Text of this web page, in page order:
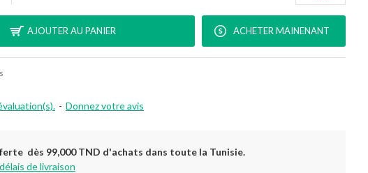
- Donnez votre avis
AJOUTER AU PANIER ACHETER MAINENANT
dès 99,000 TND d'achats dans toute la Tunisie.
de livraison